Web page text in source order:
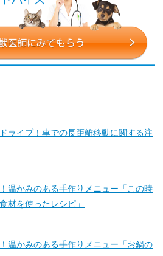
ライブ！車での長距離移動に関する注
温かみのある手作りメニュー「この時
材を使ったレシピ」
温かみのある手作りメニュー「お鍋の